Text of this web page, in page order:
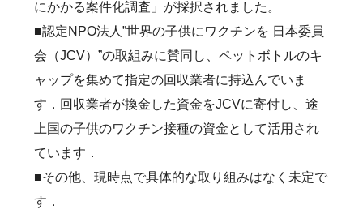
にかかる案件化調査」が採択されました。
■認定NPO法人”世界の子供にワクチンを 日本委員
会（JCV）”の取組みに賛同し、ペットボトルのキ
ャップを集めて指定の回収業者に持込んでいま
す．回収業者が換金した資金をJCVに寄付し、途
上国の子供のワクチン接種の資金として活用され
ています．
■その他、現時点で具体的な取り組みはなく未定で
す．